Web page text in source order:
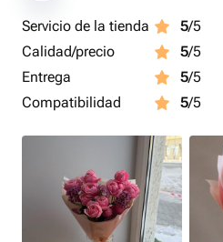
Servicio de la tienda 5/5
Calidad/precio
5/5
Entrega
5/5
Compatibilidad
5/5